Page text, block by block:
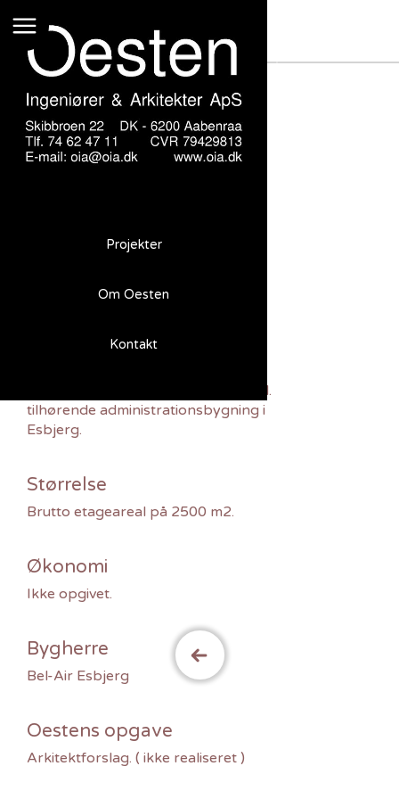
Projekter
Om Oesten
Kontakt
Bel Air Esbjerg
Bel Air Esbjerg
Forslag til ny helikopterhangaer incl.
tilhørende administrationsbygning i
Esbjerg.
Størrelse
Brutto etageareal på 2500 m2.
Økonomi
Ikke opgivet.
Bygherre
Bel-Air Esbjerg
Oestens opgave
Arkitektforslag. ( ikke realiseret )